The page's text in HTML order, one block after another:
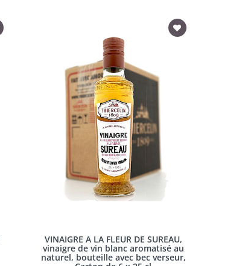
VINAIGRE A LA FLEUR DE SUREAU,
vinaigre de vin blanc aromatisé au
naturel, bouteille avec bec verseur,